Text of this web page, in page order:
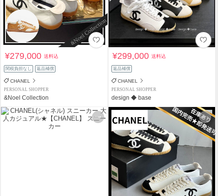
¥279,000送料込
関税負担なし 返品補償
CHANEL
PERSONAL SHOPPER
&Noel Collection
¥299,000送料込
返品補償
CHANEL
PERSONAL SHOPPER
design ◆ base